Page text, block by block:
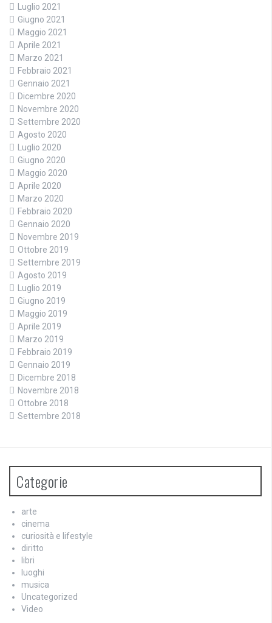
Luglio 2021
Giugno 2021
Maggio 2021
Aprile 2021
Marzo 2021
Febbraio 2021
Gennaio 2021
Dicembre 2020
Novembre 2020
Settembre 2020
Agosto 2020
Luglio 2020
Giugno 2020
Maggio 2020
Aprile 2020
Marzo 2020
Febbraio 2020
Gennaio 2020
Novembre 2019
Ottobre 2019
Settembre 2019
Agosto 2019
Luglio 2019
Giugno 2019
Maggio 2019
Aprile 2019
Marzo 2019
Febbraio 2019
Gennaio 2019
Dicembre 2018
Novembre 2018
Ottobre 2018
Settembre 2018
Categorie
arte
cinema
curiosità e lifestyle
diritto
libri
luoghi
musica
Uncategorized
Video